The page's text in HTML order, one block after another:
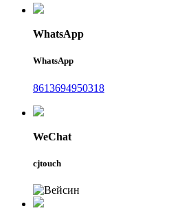
WhatsApp
WhatsApp
8613694950318
WeChat
cjtouch